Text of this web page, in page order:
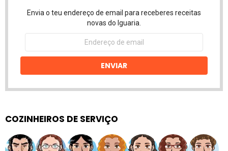
Envia o teu endereço de email para receberes receitas
novas do Iguaria.
Endereço
email
ENVIAR
COZINHEIROS DE SERVIÇO